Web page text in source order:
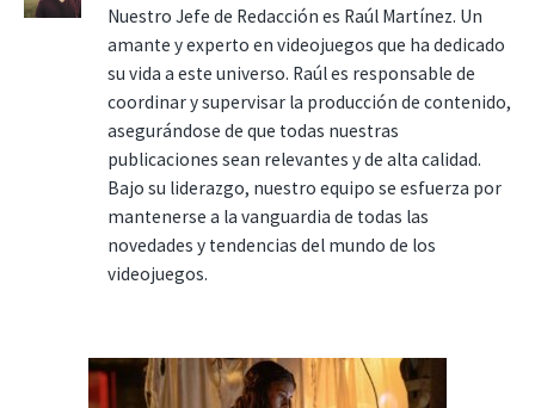
Nuestro Jefe de Redacción es Raúl Martínez. Un
amante y experto en videojuegos que ha dedicado
su vida a este universo. Raúl es responsable de
coordinar y supervisar la producción de contenido,
asegurándose de que todas nuestras
publicaciones sean relevantes y de alta calidad.
Bajo su liderazgo, nuestro equipo se esfuerza por
mantenerse a la vanguardia de todas las
novedades y tendencias del mundo de los
videojuegos.